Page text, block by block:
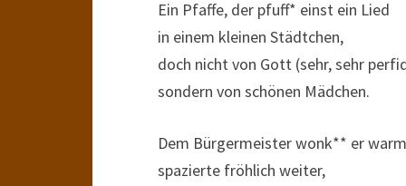
Ein Pfaffe, der pfuff* einst ein Lied
in einem kleinen Städtchen,
doch nicht von Gott (sehr, sehr
sondern von schönen Mädchen.
Dem Bürgermeister wonk** er
spazierte fröhlich weiter,